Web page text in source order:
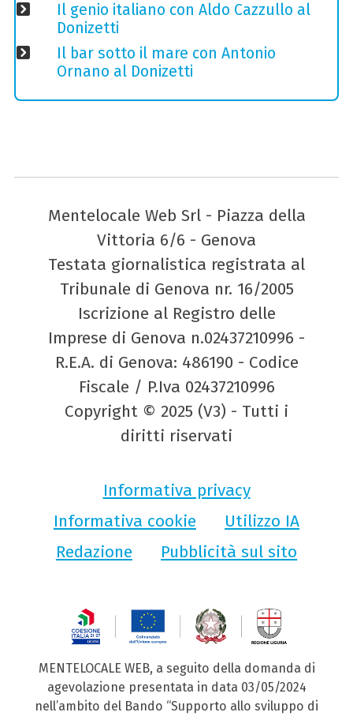
Il genio italiano con Aldo Cazzullo al
Donizetti
Il bar sotto il mare con Antonio
Ornano al Donizetti
Mentelocale Web Srl - Piazza della
Vittoria 6/6 - Genova
Testata giornalistica registrata al
Tribunale di Genova nr. 16/2005
Iscrizione al Registro delle
Imprese di Genova n.02437210996 -
R.E.A. di Genova: 486190 - Codice
Fiscale / P.Iva 02437210996
Copyright © 2025 (V3) - Tutti i
diritti riservati
Informativa privacy
Informativa cookie
Utilizzo IA
Redazione
Pubblicità sul sito
MENTELOCALE WEB, a seguito della domanda di
agevolazione presentata in data 03/05/2024
nell’ambito del Bando “Supporto allo sviluppo di